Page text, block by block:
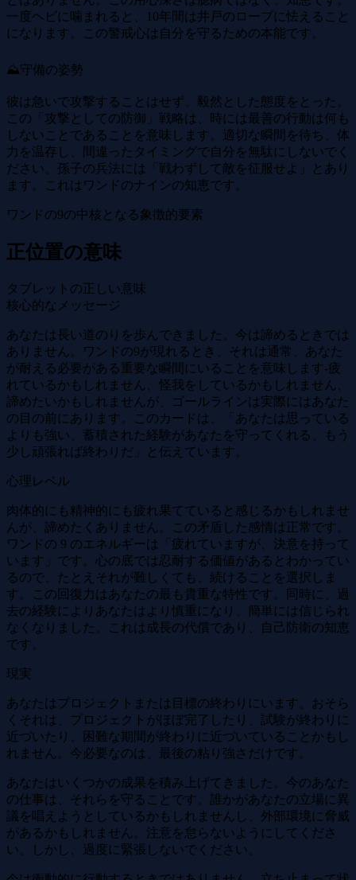
一度ヘビに噛まれると、10年間は​​井戸のロープに怯えること
になります。この警戒心は自分を守るための本能です。
⛰️守備の姿勢
彼は急いで攻撃することはせず、毅然とした態度をとった。
この「攻撃としての防御」戦略は、時には最善の行動は何も
しないことであることを意味します。適切な瞬間を待ち、体
力を温存し、間違ったタイミングで自分を無駄にしないでく
ださい。孫子の兵法には「戦わずして敵を征服せよ」とあり
ます。これはワンドのナインの知恵です。
ワンドの9の中核となる象徴的要素
正位置の意味
タブレットの正しい意味
核心的なメッセージ
あなたは長い道のりを歩んできました。今は諦めるときでは
ありません。ワンドの9が現れるとき、それは通常、あなた
が耐える必要がある重要な瞬間にいることを意味します-疲
れているかもしれません、怪我をしているかもしれません、
諦めたいかもしれませんが、ゴールラインは実際にはあなた
の目の前にあります。このカードは、「あなたは思っている
よりも強い、蓄積された経験があなたを守ってくれる、もう
少し頑張れば終わりだ」と伝えています。
心理レベル
肉体的にも精神的にも疲れ果てていると感じるかもしれませ
んが、諦めたくありません。この矛盾した感情は正常です。
ワンドの 9 のエネルギーは「疲れていますが、決意を持って
います」です。心の底では忍耐する価値があるとわかってい
るので、たとえそれが難しくても、続けることを選択しま
す。この回復力はあなたの最も貴重な特性です。同時に、過
去の経験によりあなたはより慎重になり、簡単には信じられ
なくなりました。これは成長の代償であり、自己防衛の知恵
です。
現実
あなたはプロジェクトまたは目標の終わりにいます。おそら
くそれは、プロジェクトがほぼ完了したり、試験が終わりに
近づいたり、困難な期間が終わりに近づいていることかもし
れません。今必要なのは、最後の粘り強さだけです。
あなたはいくつかの成果を積み上げてきました。今のあなた
の仕事は、それらを守ることです。誰かがあなたの立場に異
議を唱えようとしているかもしれませんし、外部環境に脅威
があるかもしれません。注意を怠らないようにしてくださ
い。しかし、過度に緊張しないでください。